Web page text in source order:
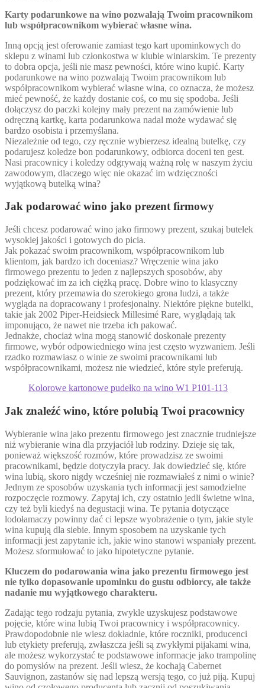
Karty podarunkowe na wino pozwalają Twoim pracownikom
lub współpracownikom wybierać własne wina.
Inną opcją jest oferowanie zamiast tego kart upominkowych do
sklepu z winami lub członkostwa w klubie winiarskim. Te prezenty
to dobra opcja, jeśli nie masz pewności, które wino kupić. Karty
podarunkowe na wino pozwalają Twoim pracownikom lub
współpracownikom wybierać własne wina, co oznacza, że ​​możesz
mieć pewność, że każdy dostanie coś, co mu się spodoba. Jeśli
dołączysz do paczki kolejny mały prezent na zamówienie lub
odręczną kartkę, karta podarunkowa nadal może wydawać się
bardzo osobista i przemyślana.
Niezależnie od tego, czy ręcznie wybierzesz idealną butelkę, czy
podarujesz koledze bon podarunkowy, odbiorca doceni ten gest.
Nasi pracownicy i koledzy odgrywają ważną rolę w naszym życiu
zawodowym, dlaczego więc nie okazać im wdzięczności
wyjątkową butelką wina?
Jak podarować wino jako prezent firmowy
Jeśli chcesz podarować wino jako firmowy prezent, szukaj butelek
wysokiej jakości i gotowych do picia.
Jak pokazać swoim pracownikom, współpracownikom lub
klientom, jak bardzo ich doceniasz? Wręczenie wina jako
firmowego prezentu to jeden z najlepszych sposobów, aby
podziękować im za ich ciężką pracę. Dobre wino to klasyczny
prezent, który przemawia do szerokiego grona ludzi, a także
wygląda na dopracowany i profesjonalny. Niektóre piękne butelki,
takie jak 2002 Piper-Heidsieck Millesimé Rare, wyglądają tak
imponująco, że nawet nie trzeba ich pakować.
Jednakże, chociaż wina mogą stanowić doskonałe prezenty
firmowe, wybór odpowiedniego wina jest często wyzwaniem. Jeśli
rzadko rozmawiasz o winie ze swoimi pracownikami lub
współpracownikami, możesz nie wiedzieć, które style preferują.
Kolorowe kartonowe pudełko na wino W1 P101-113
Jak znaleźć wino, które polubią Twoi pracownicy
Wybieranie wina jako prezentu firmowego jest znacznie trudniejsze
niż wybieranie wina dla przyjaciół lub rodziny. Dzieje się tak,
ponieważ większość rozmów, które prowadzisz ze swoimi
pracownikami, będzie dotyczyła pracy. Jak dowiedzieć się, które
wina lubią, skoro nigdy wcześniej nie rozmawiałeś z nimi o winie?
Jednym ze sposobów uzyskania tych informacji jest samodzielne
rozpoczęcie rozmowy. Zapytaj ich, czy ostatnio jedli świetne wina,
czy też byli kiedyś na degustacji wina. Te pytania dotyczące
lodołamaczy powinny dać ci lepsze wyobrażenie o tym, jakie style
wina kupują dla siebie. Innym sposobem na uzyskanie tych
informacji jest zapytanie ich, jakie wino stanowi wspaniały prezent.
Możesz sformułować to jako hipotetyczne pytanie.
Kluczem do podarowania wina jako prezentu firmowego jest
nie tylko dopasowanie upominku do gustu odbiorcy, ale także
nadanie mu wyjątkowego charakteru.
Zadając tego rodzaju pytania, zwykle uzyskujesz podstawowe
pojęcie, które wina lubią Twoi pracownicy i współpracownicy.
Prawdopodobnie nie wiesz dokładnie, które roczniki, producenci
lub etykiety preferują, zwłaszcza jeśli są zwykłymi pijakami wina,
ale możesz wykorzystać te podstawowe informacje jako trampolinę
do pomysłów na prezent. Jeśli wiesz, że kochają Cabernet
Sauvignon, zastanów się nad lepszą wersją tego, co już piją. Kupuj